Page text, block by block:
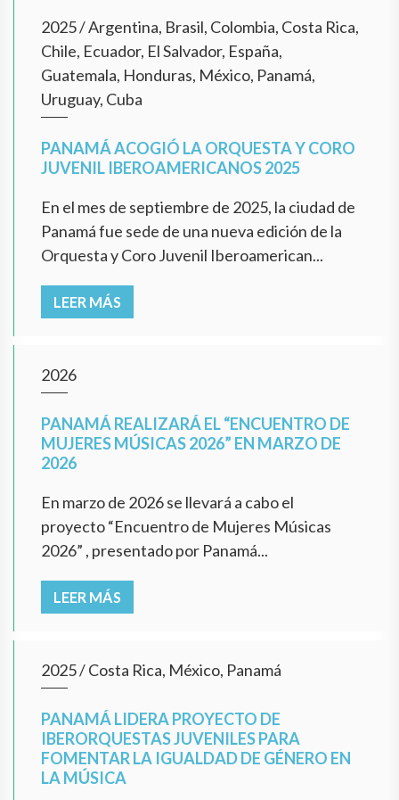
2025/Argentina, Brasil, Colombia, Costa Rica,
Chile, Ecuador, El Salvador, España,
Guatemala, Honduras, México, Panamá,
Uruguay, Cuba
PANAMÁ ACOGIÓ LA ORQUESTA Y CORO
JUVENIL IBEROAMERICANOS 2025
En el mes de septiembre de 2025, la ciudad de
Panamá fue sede de una nueva edición de la
Orquesta y Coro Juvenil Iberoamerican...
LEER MÁS
2026
PANAMÁ REALIZARÁ EL “ENCUENTRO DE
MUJERES MÚSICAS 2026” EN MARZO DE
2026
En marzo de 2026 se llevará a cabo el
proyecto “Encuentro de Mujeres Músicas
2026” , presentado por Panamá...
LEER MÁS
2025/Costa Rica, México, Panamá
PANAMÁ LIDERA PROYECTO DE
IBERORQUESTAS JUVENILES PARA
FOMENTAR LA IGUALDAD DE GÉNERO EN
LA MÚSICA